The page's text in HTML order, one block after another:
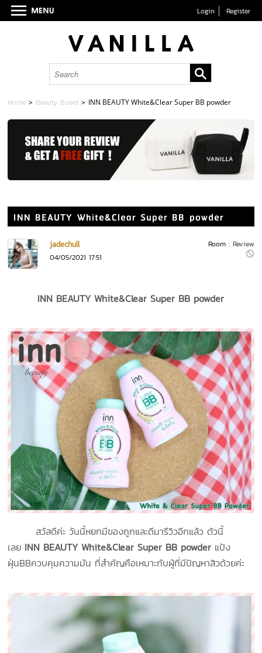
Login Register
Home > Beauty Board > INN BEAUTY White&Clear Super BB powder
INN BEAUTY White&Clear Super BB powder
Room : Review
jadechull
04/05/2021 17:51
INN BEAUTY White&Clear Super BB powder
สวัสดีค่ะ วันนี้หยกมีของถูกและดีมารีวิวอีกแล้ว ตัวนี้
เลย INN BEAUTY White&Clear Super BB powder แป้ง
ฝุ่นBBควบคุมความมัน ที่สำคัญคือเหมาะกับผู้ที่มีปัญหาสิวด้วยค่ะ